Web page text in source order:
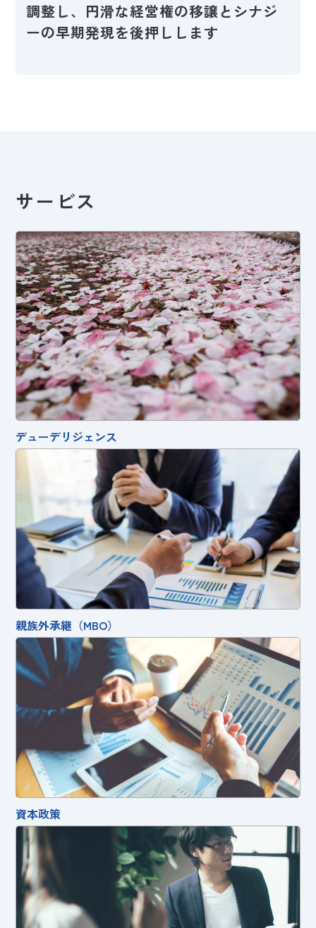
調整し、円滑な経営権の移譲とシナジ
ーの早期発現を後押しします
サービス
デューデリジェンス
親族外承継（MBO）
資本政策